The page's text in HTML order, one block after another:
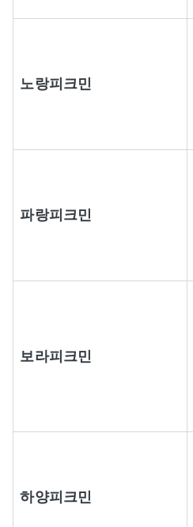
노랑피크민
파랑피크민
보라피크민
하양피크민